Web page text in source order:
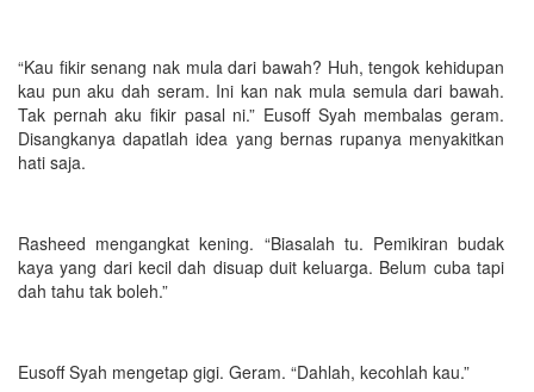
“Kau fikir senang nak mula dari bawah? Huh, tengok kehidupan
kau pun aku dah seram. Ini kan nak mula semula dari bawah.
Tak pernah aku fikir pasal ni.” Eusoff Syah membalas geram.
Disangkanya dapatlah idea yang bernas rupanya menyakitkan
hati saja.
Rasheed mengangkat kening. “Biasalah tu. Pemikiran budak
kaya yang dari kecil dah disuap duit keluarga. Belum cuba tapi
dah tahu tak boleh.”
Eusoff Syah mengetap gigi. Geram. “Dahlah, kecohlah kau.”